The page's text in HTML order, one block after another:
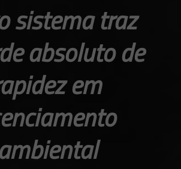
sistema traz
absoluto de
em
ambiental